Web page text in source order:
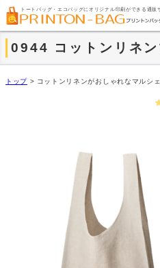
トートバッグ・エコバッグにオリジナル印刷ができる通販
0944 コットンリネ
トップ > コットンリネンがおしゃれなマルシ